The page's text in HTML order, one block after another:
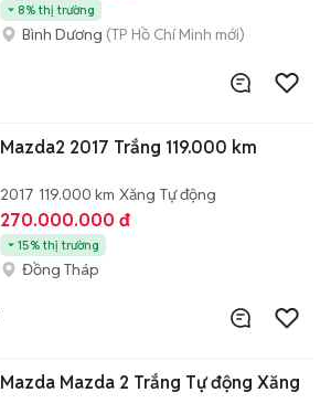
8% thị trường
Bình Dương (TP Hồ Chí Minh mới)
Mazda2 2017 Trắng 119.000 km
2017 119.000 km Xăng Tự động
270.000.000 đ
15% thị trường
Đồng Tháp
Mazda Mazda 2 Trắng Tự động Xăng